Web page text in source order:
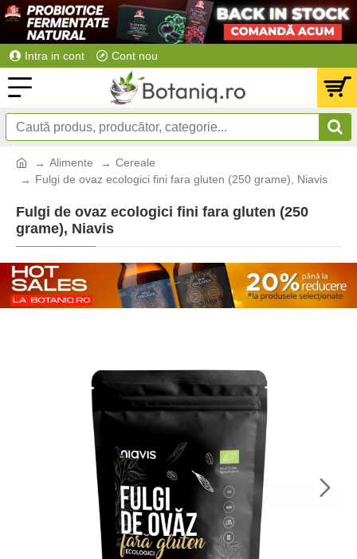
Intra in cont Cont nou
Alimente
Cereale
Fulgi de ovaz ecologici fini fara gluten (250 grame), Niavis
Fulgi de ovaz ecologici fini fara gluten (250
grame), Niavis